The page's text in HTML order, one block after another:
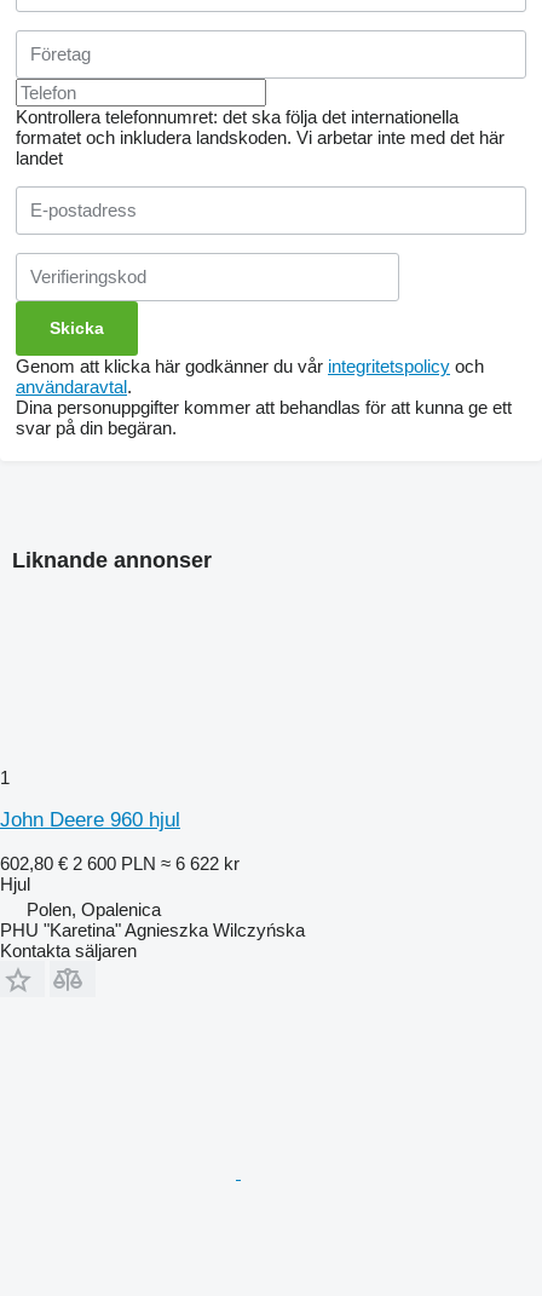
Kontrollera telefonnumret: det ska följa det internationella
formatet och inkludera landskoden. Vi arbetar inte med det här
landet
Genom att klicka här godkänner du vår integritetspolicy och
användaravtal.
Dina personuppgifter kommer att behandlas för att kunna ge ett
svar på din begäran.
Liknande annonser
1
John Deere 960 hjul
602,80 € 2 600 PLN ≈ 6 622 kr
Hjul
Polen, Opalenica
PHU "Karetina" Agnieszka Wilczyńska
Kontakta säljaren